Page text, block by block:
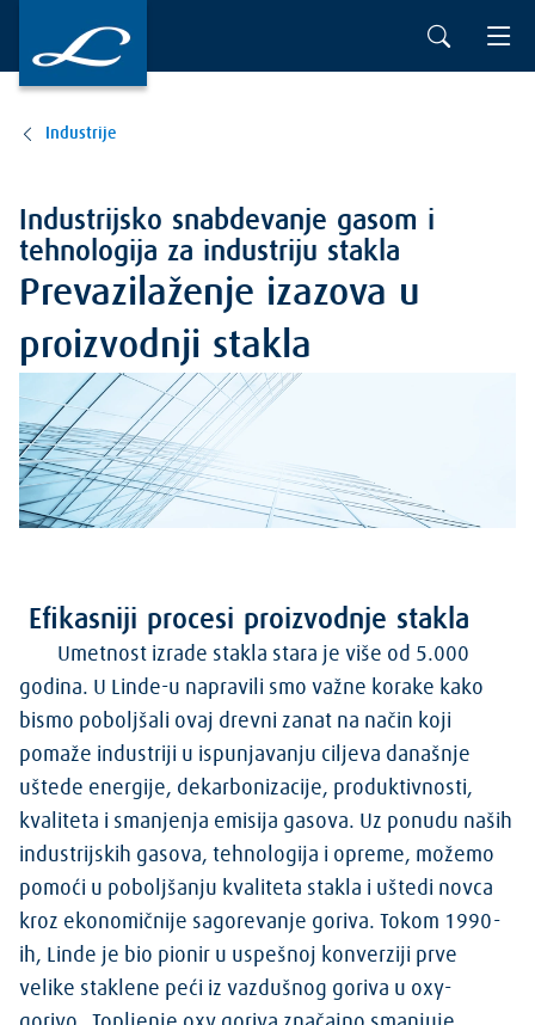
Industrije
Industrijsko snabdevanje gasom i
tehnologija za industriju stakla
Prevazilaženje izazova u
proizvodnji stakla
Efikasniji procesi proizvodnje stakla
Umetnost izrade stakla stara je više od 5.000
godina. U Linde-u napravili smo važne korake kako
bismo poboljšali ovaj drevni zanat na način koji
pomaže industriji u ispunjavanju ciljeva današnje
uštede energije, dekarbonizacije, produktivnosti,
kvaliteta i smanjenja emisija gasova. Uz ponudu naših
industrijskih gasova, tehnologija i opreme, možemo
pomoći u poboljšanju kvaliteta stakla i uštedi novca
kroz ekonomičnije sagorevanje goriva. Tokom 1990-
ih, Linde je bio pionir u uspešnoj konverziji prve
velike staklene peći iz vazdušnog goriva u oxy-